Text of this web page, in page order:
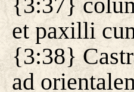
et paxilli
{3:38}
ad